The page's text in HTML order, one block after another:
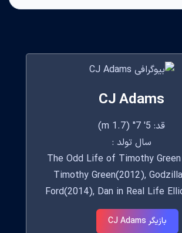
CJ Adams
قد: 5' 7" (1.7 m)
سال تولد :
فیلم ها : The Odd Life of Timothy Green
Timothy Green(2012),
Ford(2014), Dan in Real Life
بازیگر CJ Adams